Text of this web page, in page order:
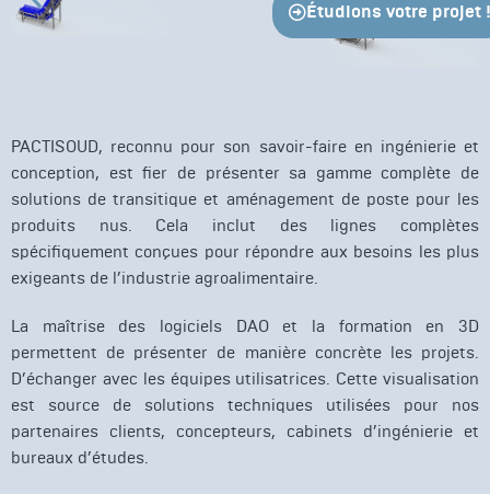
Étudions votre projet
PACTISOUD, reconnu pour son savoir-faire en ingénierie et
conception, est fier de présenter sa gamme complète de
solutions de transitique et aménagement de poste pour les
produits nus. Cela inclut des lignes complètes
spécifiquement conçues pour répondre aux besoins les plus
exigeants de l’industrie agroalimentaire.
La maîtrise des logiciels DAO et la formation en 3D
permettent de présenter de manière concrète les projets.
D’échanger avec les équipes utilisatrices. Cette visualisation
est source de solutions techniques utilisées pour nos
partenaires clients, concepteurs, cabinets d’ingénierie et
bureaux d’études.